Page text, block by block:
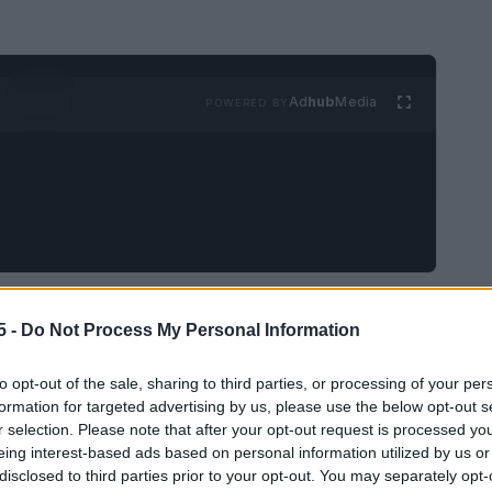
- Do Not Process My Personal Information
opt-out of the sale, sharing to third parties, or processing of your
for targeted advertising by us, please use the below opt-out
selection. Please note that after your opt-out request is processed
interest-based ads based on personal information utilized by us
to third parties prior to your opt-out. You may separately
AdhubMedia
complessi. Il podcast
, svelando i meccanismi che governano